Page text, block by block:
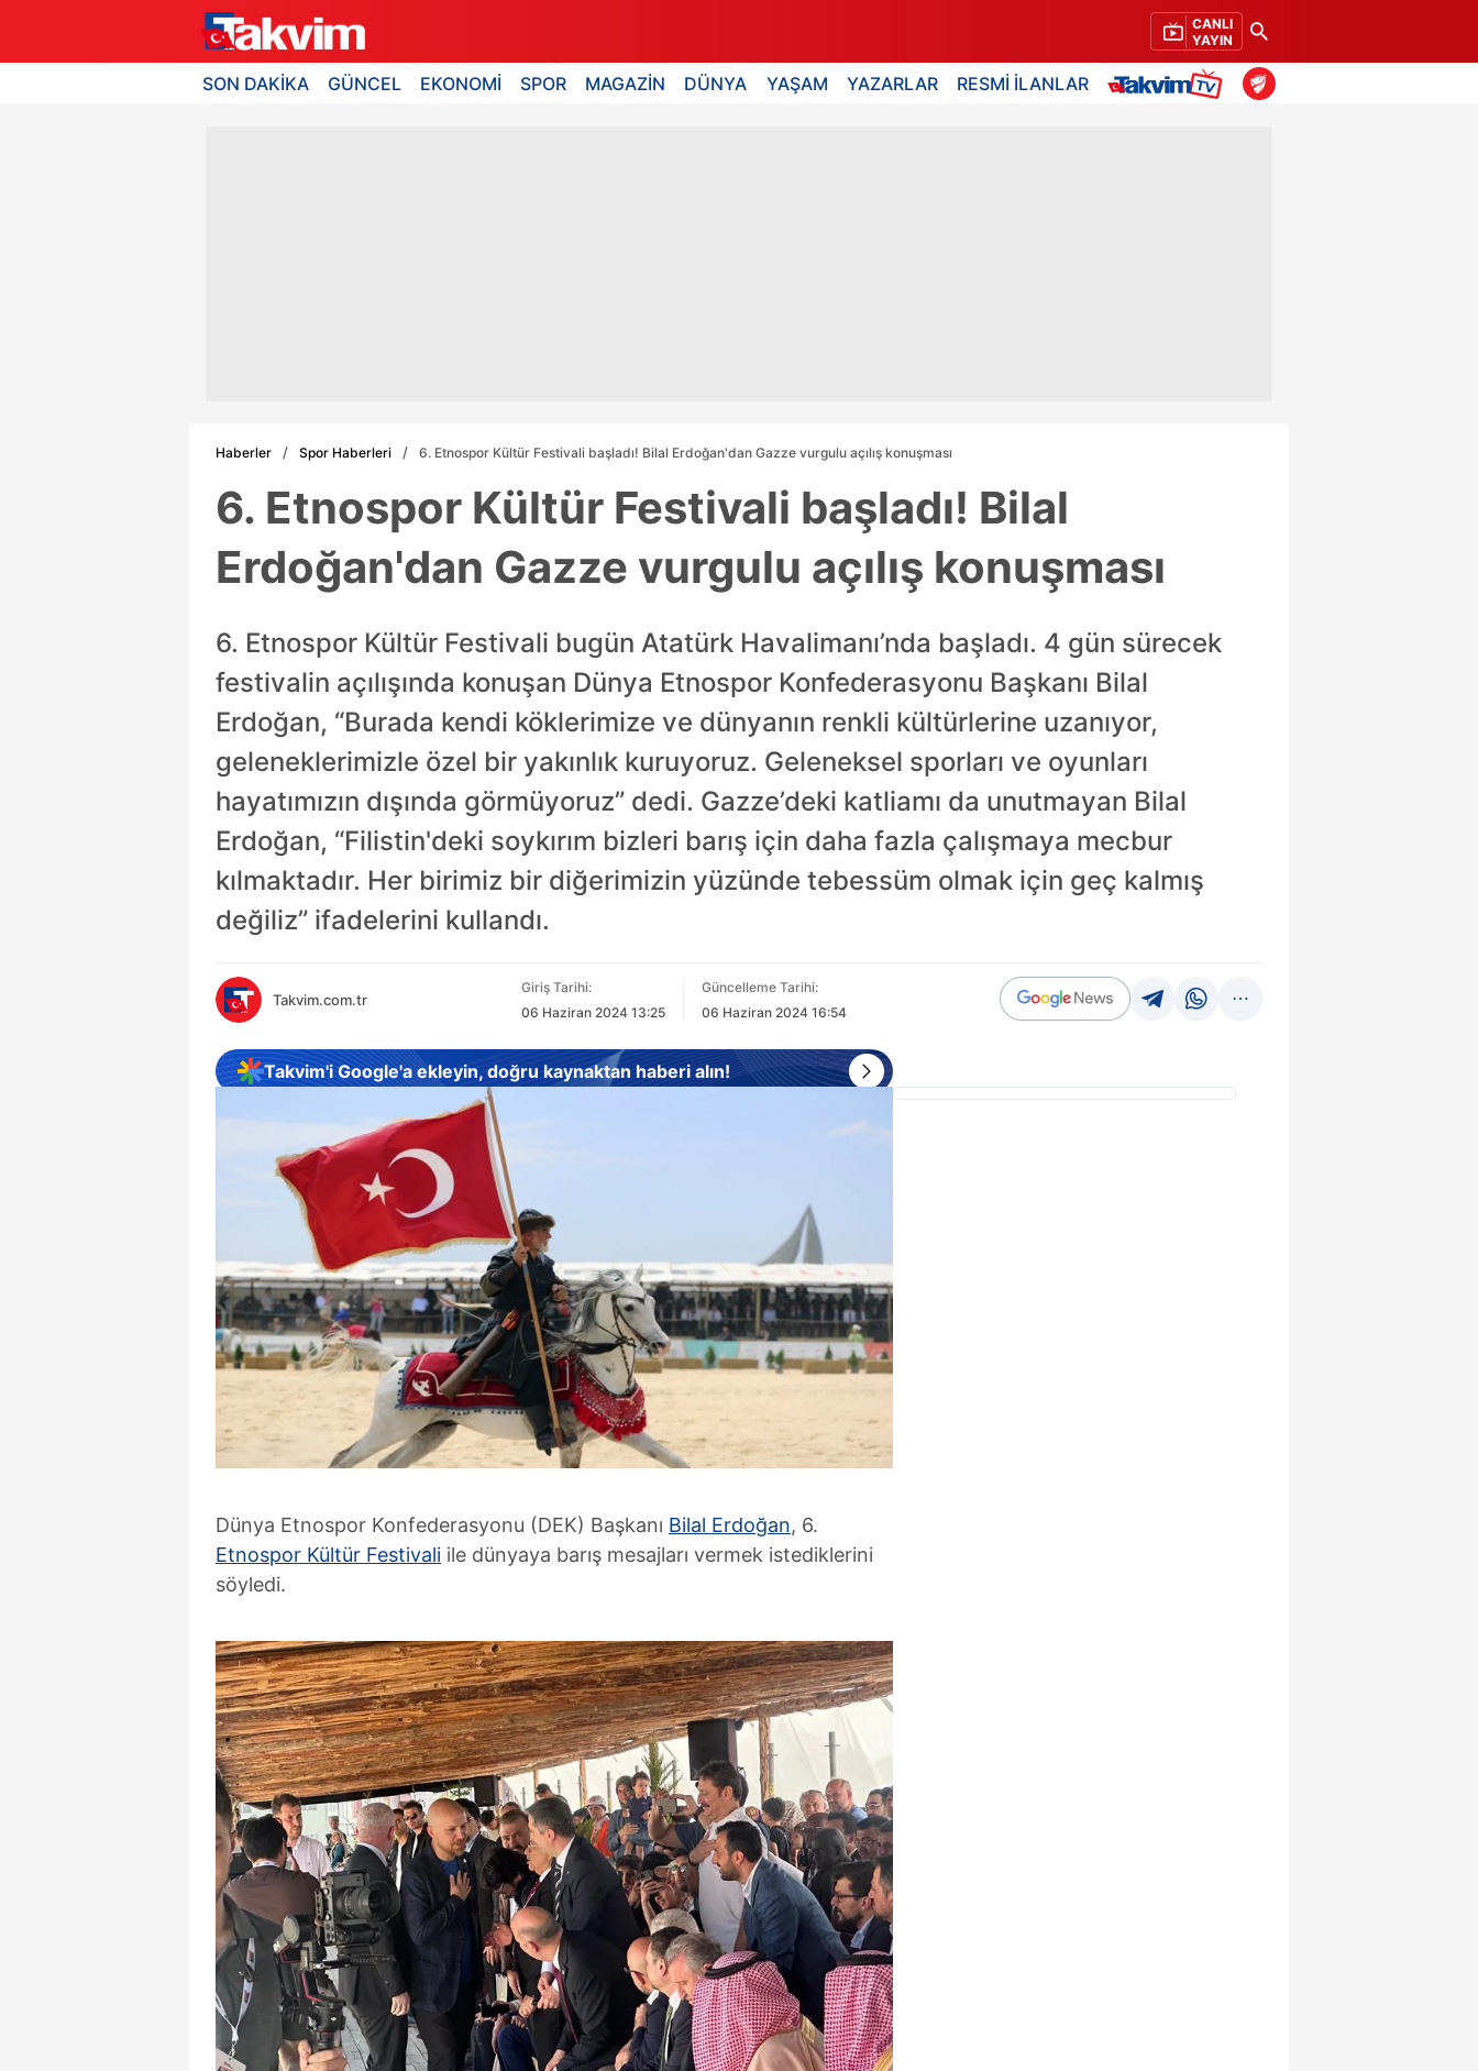
CANLI
YAYIN
SON DAKİKA GÜNCEL EKONOMİ SPOR MAGAZİN DÜNYA YAŞAM YAZARLAR RESMİ İLANLAR
Haberler Spor Haberleri 6. Etnospor Kültür Festivali başladı! Bilal Erdoğan'dan Gazze vurgulu açılış konuşması
6. Etnospor Kültür Festivali başladı! Bilal
Erdoğan'dan Gazze vurgulu açılış konuşması
6. Etnospor Kültür Festivali bugün Atatürk Havalimanı’nda başladı. 4 gün sürecek
festivalin açılışında konuşan Dünya Etnospor Konfederasyonu Başkanı Bilal
Erdoğan, “Burada kendi köklerimize ve dünyanın renkli kültürlerine uzanıyor,
geleneklerimizle özel bir yakınlık kuruyoruz. Geleneksel sporları ve oyunları
hayatımızın dışında görmüyoruz” dedi. Gazze’deki katliamı da unutmayan Bilal
Erdoğan, “Filistin'deki soykırım bizleri barış için daha fazla çalışmaya mecbur
kılmaktadır. Her birimiz bir diğerimizin yüzünde tebessüm olmak için geç kalmış
değiliz” ifadelerini kullandı.
Takvim.com.tr
Giriş Tarihi:
06 Haziran 2024 13:25
Güncelleme Tarihi:
06 Haziran 2024 16:54
Takvim'i Google'a ekleyin, doğru kaynaktan haberi alın!
Dünya Etnospor Konfederasyonu (DEK) Başkanı Bilal Erdoğan, 6.
Etnospor Kültür Festivali ile dünyaya barış mesajları vermek istediklerini
söyledi.